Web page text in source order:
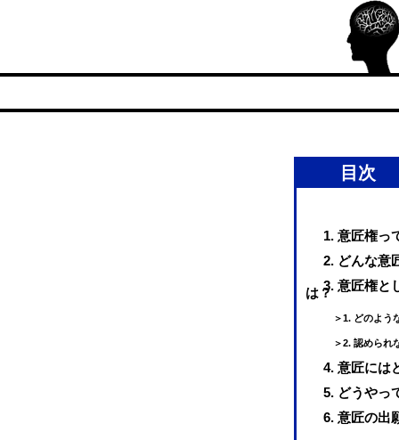
目次
1. 意匠権っ
2. どんな意
3. 意匠権と
は？
＞1. どのよう
＞2. 認められ
4. 意匠に
5. どうやっ
6. 意匠の出